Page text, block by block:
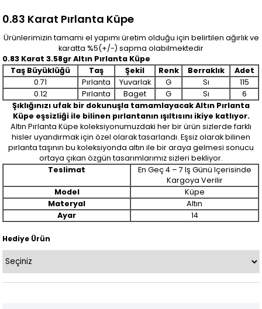
0.83 Karat Pırlanta Küpe
Ürünlerimizin tamamı el yapımı üretim olduğu için belirtilen ağırlık ve
karatta %5(+/-) sapma olabilmektedir
0.83 Karat 3.58gr Altın Pırlanta Küpe
Taş Büyüklüğü
Taş Şekil Renk Berraklık
Adet
0.71
Pırlanta Yuvarlak G Sı
115
0.12
Pırlanta Baget G Sı
6
Şıklığınızı ufak bir dokunuşla tamamlayacak Altın Pırlanta
Küpe eşsizliği ile bilinen pırlantanın ışıltısını ikiye katlıyor.
Altın Pırlanta Küpe koleksiyonumuzdaki her bir ürün sizlerde farklı
hisler uyandırmak için özel olarak tasarlandı. Eşsiz olarak bilinen
pırlanta taşının bu koleksiyonda altın ile bir araya gelmesi sonucu
ortaya çıkan özgün tasarımlarımız sizleri bekliyor.
Teslimat
En Geç 4 – 7 Iş Günü Içerisinde
Kargoya Verilir
Model
Küpe
Materyal
Altın
Ayar
14
Hediye Ürün